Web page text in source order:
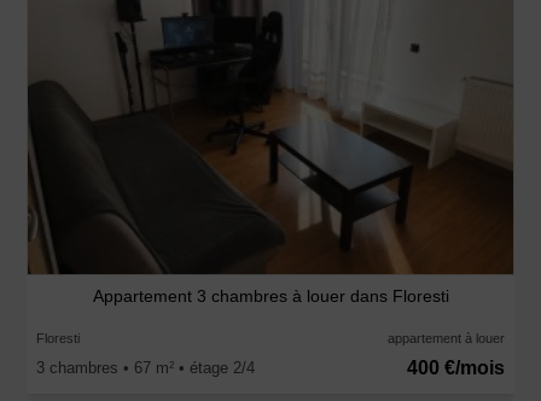
Appartement 3 chambres à louer dans Floresti
Floresti appartement à louer
3 chambres • 67 m2 • étage 2/4 400 €/mois